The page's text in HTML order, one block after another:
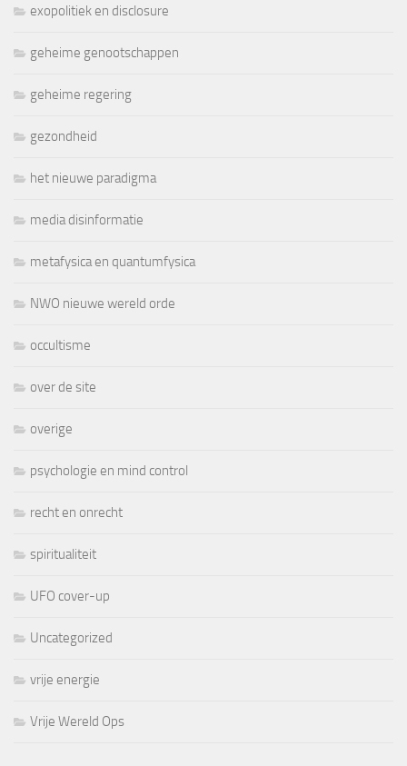
exopolitiek en disclosure
geheime genootschappen
geheime regering
gezondheid
het nieuwe paradigma
media disinformatie
metafysica en quantumfysica
NWO nieuwe wereld orde
occultisme
over de site
overige
psychologie en mind control
recht en onrecht
spiritualiteit
UFO cover-up
Uncategorized
vrije energie
Vrije Wereld Ops